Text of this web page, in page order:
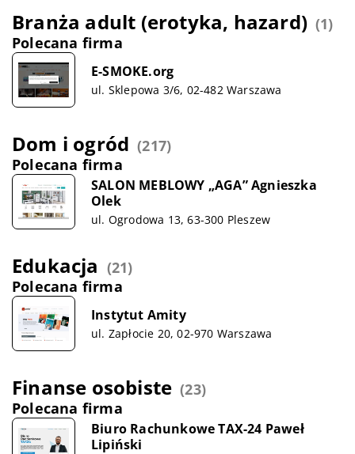
Branża adult (erotyka, hazard) (1)
Polecana firma
E-SMOKE.org
ul. Sklepowa 3/6, 02-482 Warszawa
Dom i ogród (217)
Polecana firma
SALON MEBLOWY „AGA” Agnieszka
Olek
ul. Ogrodowa 13, 63-300 Pleszew
Edukacja (21)
Polecana firma
Instytut Amity
ul. Zapłocie 20, 02-970 Warszawa
Finanse osobiste (23)
Polecana firma
Biuro Rachunkowe TAX-24 Paweł
Lipiński